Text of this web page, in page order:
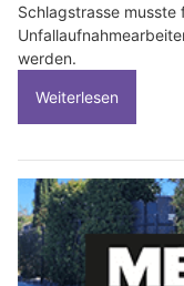
Schlagstrasse
werden.
Weiterlesen